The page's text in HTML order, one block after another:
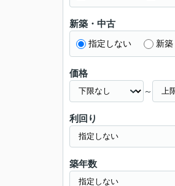
新築・中古
指定しない 新築
価格
～
利回り
築年数